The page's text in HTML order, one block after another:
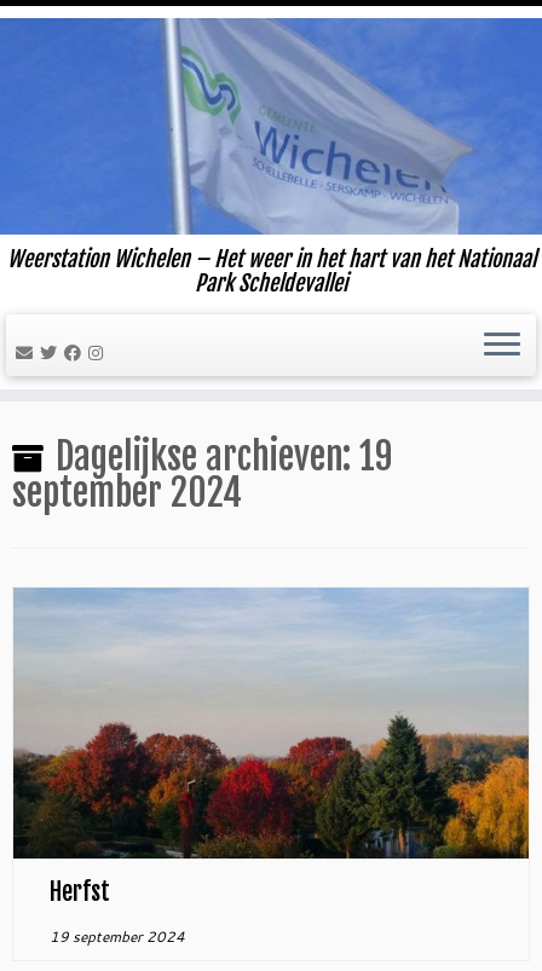
Ga
Weerstation Wichelen – Het weer in het hart van het Nationaal
Park Scheldevallei
Dagelijkse archieven: 19
september 2024
Herfst
19 september 2024